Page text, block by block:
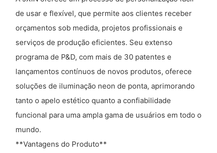
de usar e flexível, que permite aos clientes receber
orçamentos sob medida, projetos profissionais e
serviços de produção eficientes. Seu extenso
programa de P&D, com mais de 30 patentes e
lançamentos contínuos de novos produtos, oferece
soluções de iluminação neon de ponta, aprimorando
tanto o apelo estético quanto a confiabilidade
funcional para uma ampla gama de usuários em todo o
mundo.
**Vantagens do Produto**